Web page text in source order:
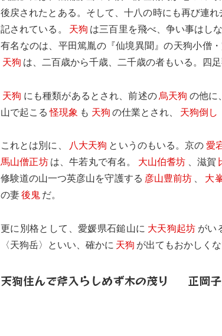
後戻されたとある。そして、十八の時にも再び連
記されている。
天狗 は三百里を飛べ、争い事はし
有名なのは、平田篤胤の『仙境異聞』の天狗小僧
天狗 は、二百歳から千歳、二千歳の者もいる。四足
天狗 にも種類があるとされ、前述の 烏天狗 の他に、
山で起こる 怪現象 も 天狗 の仕業とされ、 天狗倒し
これとは別に、 八大天狗 というのもいる。京の 愛
馬山僧正坊 は、牛若丸で有名。 大山伯耆坊 、滋賀
修験道の山一つ英彦山を守護する 彦山豊前坊 大
の妻後鬼 だ。
更に別格として、愛媛県石鎚山に 大天狗起坊 がい
〈天狗岳〉といい、確かに 天狗 が出てもおかしく
天狗住んで斧入らしめず木の茂り 正岡